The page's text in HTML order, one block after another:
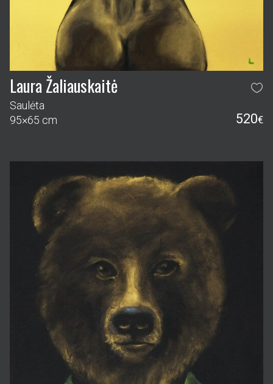
Laura Žaliauskaitė
Saulėta
95×65 cm
520€